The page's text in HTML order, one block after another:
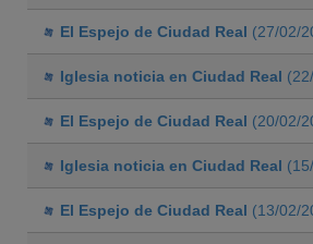
El Espejo de Ciudad Real (27/02/
Iglesia noticia en Ciudad Real
El Espejo de Ciudad Real (20/02/
Iglesia noticia en Ciudad Real
El Espejo de Ciudad Real (13/02/